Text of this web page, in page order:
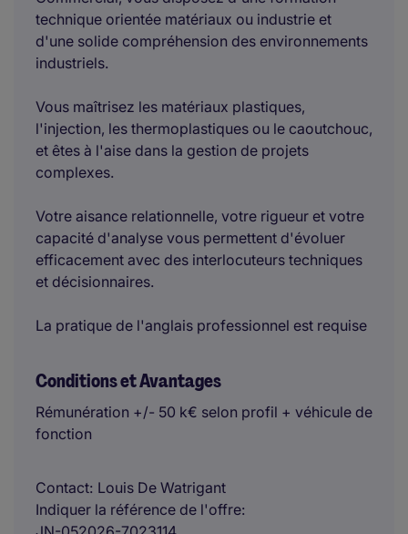
technique orientée matériaux ou industrie et
d'une solide compréhension des environnements
industriels.
Vous maîtrisez les matériaux plastiques,
l'injection, les thermoplastiques ou le caoutchouc,
et êtes à l'aise dans la gestion de projets
complexes.
Votre aisance relationnelle, votre rigueur et votre
capacité d'analyse vous permettent d'évoluer
efficacement avec des interlocuteurs techniques
et décisionnaires.
La pratique de l'anglais professionnel est requise
Conditions et Avantages
Rémunération +/- 50 k€ selon profil + véhicule de
fonction
Contact Louis De Watrigant
Indiquer la référence de l'offre